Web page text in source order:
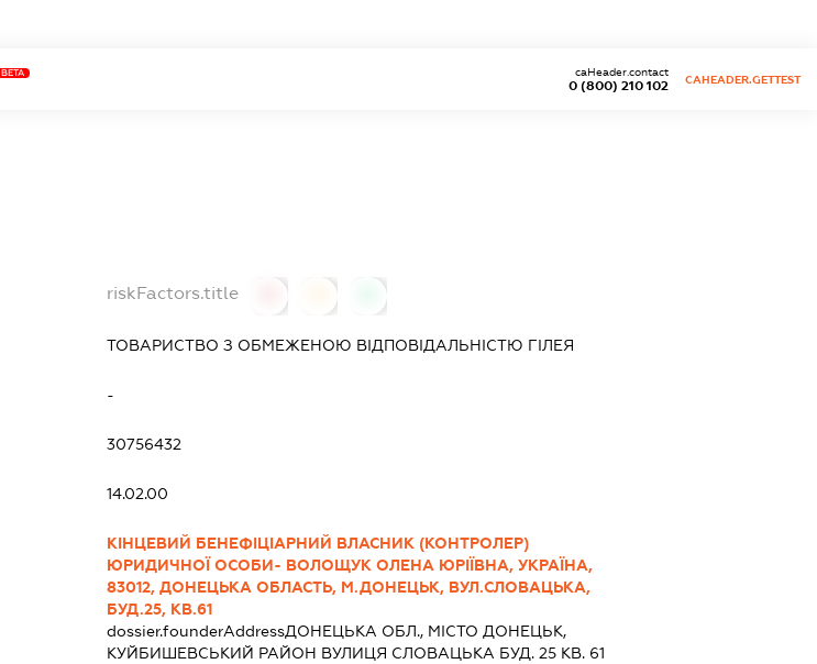
BETA
0 (800) 210 102
caHeader.contact
CAHEADER.GETTEST
riskFactors.title
ТОВАРИСТВО З ОБМЕЖЕНОЮ ВІДПОВІДАЛЬНІСТЮ ГІЛЕЯ
-
30756432
14.02.00
КІНЦЕВИЙ БЕНЕФІЦІАРНИЙ ВЛАСНИК (КОНТРОЛЕР)
ЮРИДИЧНОЇ ОСОБИ- ВОЛОЩУК ОЛЕНА ЮРІЇВНА, УКРАЇНА,
83012, ДОНЕЦЬКА ОБЛАСТЬ, М.ДОНЕЦЬК, ВУЛ.СЛОВАЦЬКА,
БУД.25, КВ.61
dossier.founderAddressДОНЕЦЬКА ОБЛ., МІСТО ДОНЕЦЬК,
КУЙБИШЕВСЬКИЙ РАЙОН ВУЛИЦЯ СЛОВАЦЬКА БУД. 25 КВ. 61